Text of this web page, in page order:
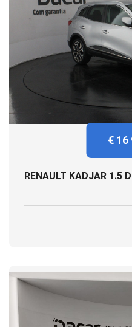
€ 16
RENAULT KADJAR 1.5